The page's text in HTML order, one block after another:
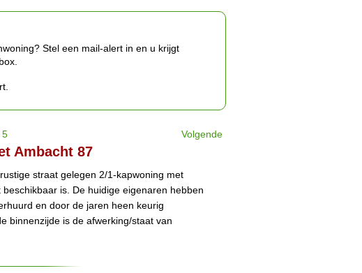
Stel een mail-alert in en u krijgt
5 Volgende
Ambacht 87
straat gelegen 2/1-kapwoning met
is. De huidige eigenaren hebben
en door de jaren heen keurig
binnenzijde is de afwerking/staat van